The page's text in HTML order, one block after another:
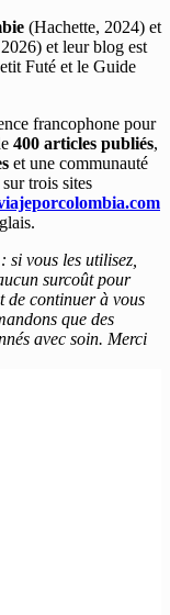
(Hachette, 2024) et
et leur blog est
Futé et le Guide
francophone pour
400 articles publiés,
et une communauté
trois sites
si vous les utilisez,
surcoût pour
de continuer à vous
que des
avec soin. Merci